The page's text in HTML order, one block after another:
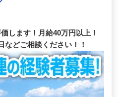
します！月給40万円以上！
などご相談ください！！